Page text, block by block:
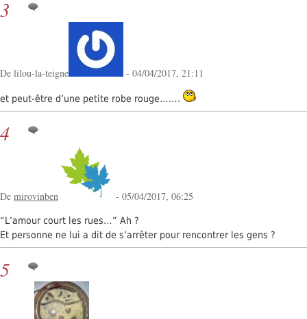
3
De lilou-la-teigne - 04/04/2017, 21:11
et peut-être d’une petite robe rouge…….
4
De mirovinben - 05/04/2017, 06:25
“L’amour court les rues…” Ah ?
Et personne ne lui a dit de s’arrêter pour rencontrer les gens ?
5